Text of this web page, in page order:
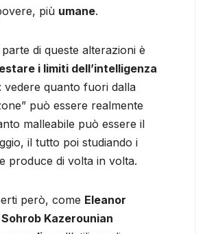
più umane.
di queste alterazioni è
i limiti dell’intelligenza
: vedere quanto fuori dalla
può essere realmente
malleabile può essere il
il tutto poi studiando i
produce di volta in volta.
però, come Eleanor
Sohrob Kazerounian